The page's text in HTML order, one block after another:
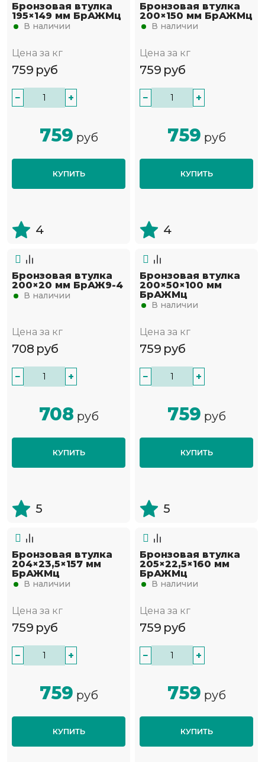
Бронзовая втулка
195×149 мм БрАЖМц
В наличии
Цена за кг
759 руб
− +
759 руб
КУПИТЬ
4
Бронзовая втулка
200×150 мм БрАЖМц
В наличии
Цена за кг
759 руб
− +
759 руб
КУПИТЬ
4
Бронзовая втулка
200×20 мм БрАЖ9-4
В наличии
Цена за кг
708 руб
− +
708 руб
КУПИТЬ
5
Бронзовая втулка
200×50×100 мм
БрАЖМц
В наличии
Цена за кг
759 руб
− +
759 руб
КУПИТЬ
5
Бронзовая втулка
204×23,5×157 мм
БрАЖМц
В наличии
Цена за кг
759 руб
− +
759 руб
КУПИТЬ
Бронзовая втулка
205×22,5×160 мм
БрАЖМц
В наличии
Цена за кг
759 руб
− +
759 руб
КУПИТЬ